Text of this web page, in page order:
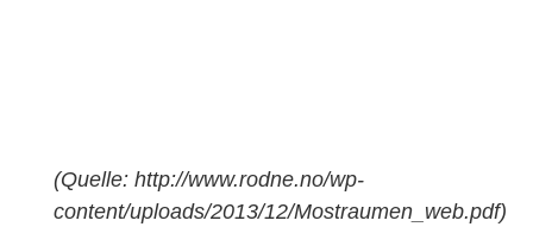
(Quelle: http://www.rodne.no/wp-
content/uploads/2013/12/Mostraumen_web.pdf)